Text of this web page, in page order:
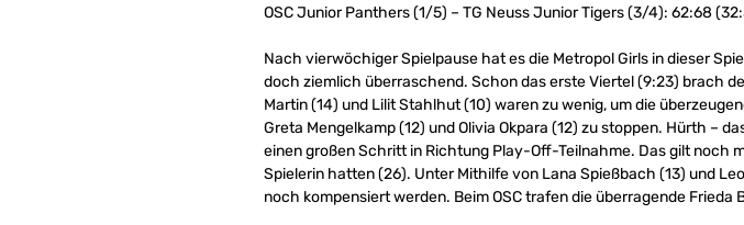
OSC Junior Panthers (1/5) – TG Neuss Junior Tigers (3/4): 62:68
Nach vierwöchiger Spielpause hat es die Metropol Girls in dieser
doch ziemlich überraschend. Schon das erste Viertel (9:23) brach
Martin (14) und Lilit Stahlhut (10) waren zu wenig, um die
Greta Mengelkamp (12) und Olivia Okpara (12) zu stoppen. Hürth –
einen großen Schritt in Richtung Play-Off-Teilnahme. Das gilt noch
Spielerin hatten (26). Unter Mithilfe von Lana Spießbach (13) und
noch kompensiert werden. Beim OSC trafen die überragende